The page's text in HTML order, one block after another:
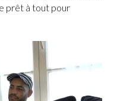
prêt à tout pour